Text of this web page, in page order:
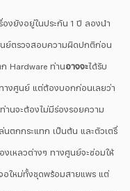
องยังอยู่ในประกัน 1 ปี ลองนำ
นย์ตรวจสอบความผิดปกติก่อน
Hardware ท่านอาจจะได้รับ
างศูนย์ แต่ต้องบอกก่อนเลยว่า
านจะต้องไม่มีร่องรอยความ
นตกกระแทก เป็นต้น และตัวเตรื่
งเหลวต่างๆ ทางศูนย์จะซ่อมให้
อใหม่ทั้งชุดพร้อมสายแพร แต่